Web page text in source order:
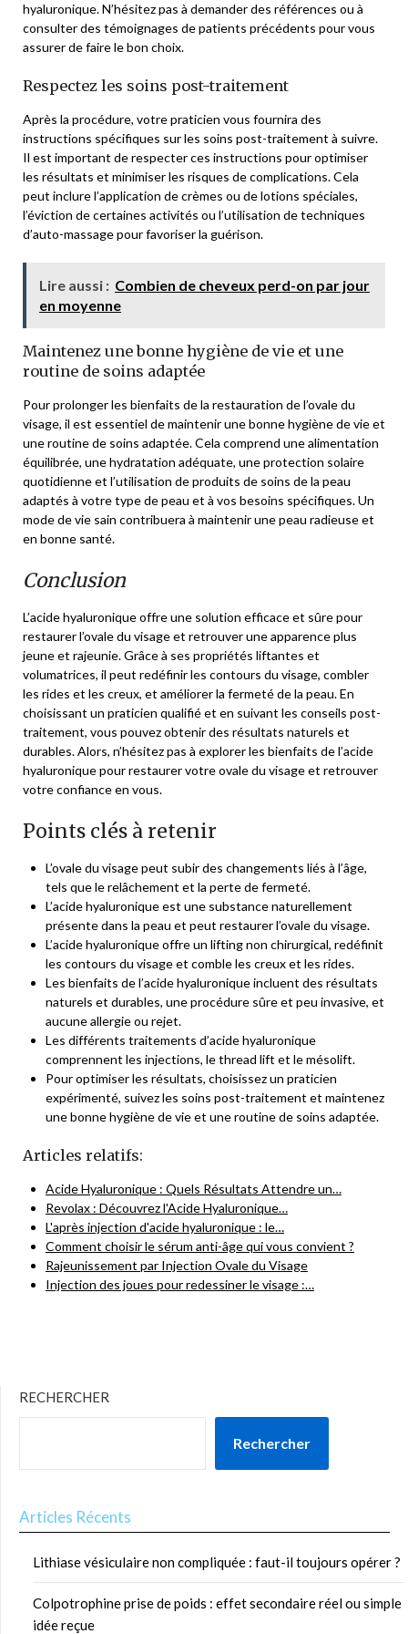
hyaluronique. N’hésitez pas à demander des références ou à
consulter des témoignages de patients précédents pour vous
assurer de faire le bon choix.
Respectez les soins post-traitement
Après la procédure, votre praticien vous fournira des
instructions spécifiques sur les soins post-traitement à suivre.
Il est important de respecter ces instructions pour optimiser
les résultats et minimiser les risques de complications. Cela
peut inclure l’application de crèmes ou de lotions spéciales,
l’éviction de certaines activités ou l’utilisation de techniques
d’auto-massage pour favoriser la guérison.
Lire aussi : Combien de cheveux perd-on par jour
en moyenne
Maintenez une bonne hygiène de vie et une
routine de soins adaptée
Pour prolonger les bienfaits de la restauration de l’ovale du
visage, il est essentiel de maintenir une bonne hygiène de vie et
une routine de soins adaptée. Cela comprend une alimentation
équilibrée, une hydratation adéquate, une protection solaire
quotidienne et l’utilisation de produits de soins de la peau
adaptés à votre type de peau et à vos besoins spécifiques. Un
mode de vie sain contribuera à maintenir une peau radieuse et
en bonne santé.
Conclusion
L’acide hyaluronique offre une solution efficace et sûre pour
restaurer l’ovale du visage et retrouver une apparence plus
jeune et rajeunie. Grâce à ses propriétés liftantes et
volumatrices, il peut redéfinir les contours du visage, combler
les rides et les creux, et améliorer la fermeté de la peau. En
choisissant un praticien qualifié et en suivant les conseils post-
traitement, vous pouvez obtenir des résultats naturels et
durables. Alors, n’hésitez pas à explorer les bienfaits de l’acide
hyaluronique pour restaurer votre ovale du visage et retrouver
votre confiance en vous.
Points clés à retenir
L’ovale du visage peut subir des changements liés à l’âge,
tels que le relâchement et la perte de fermeté.
L’acide hyaluronique est une substance naturellement
présente dans la peau et peut restaurer l’ovale du visage.
L’acide hyaluronique offre un lifting non chirurgical, redéfinit
les contours du visage et comble les creux et les rides.
Les bienfaits de l’acide hyaluronique incluent des résultats
naturels et durables, une procédure sûre et peu invasive, et
aucune allergie ou rejet.
Les différents traitements d’acide hyaluronique
comprennent les injections, le thread lift et le mésolift.
Pour optimiser les résultats, choisissez un praticien
expérimenté, suivez les soins post-traitement et maintenez
une bonne hygiène de vie et une routine de soins adaptée.
Articles relatifs:
Acide Hyaluronique : Quels Résultats Attendre un…
Revolax : Découvrez l'Acide Hyaluronique…
L'après injection d'acide hyaluronique : le…
Comment choisir le sérum anti-âge qui vous convient ?
Rajeunissement par Injection Ovale du Visage
Injection des joues pour redessiner le visage :…
RECHERCHER
Rechercher
Articles Récents
Lithiase vésiculaire non compliquée : faut-il toujours opérer ?
Colpotrophine prise de poids : effet secondaire réel ou simple
idée reçue